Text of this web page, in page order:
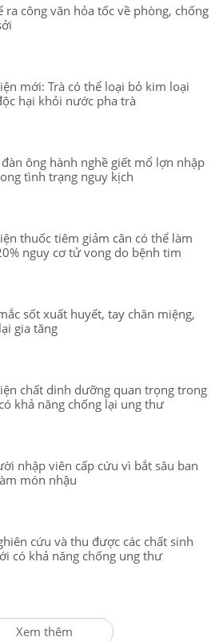
ra công văn hỏa tốc về phòng, chống
mới: Trà có thể loại bỏ kim loại
hại khỏi nước pha trà
ông hành nghề giết mổ lợn nhập
tình trạng nguy kịch
thuốc tiêm giảm cân có thể làm
nguy cơ tử vong do bệnh tim
sốt xuất huyết, tay chân miệng,
gia tăng
chất dinh dưỡng quan trọng trong
khả năng chống lại ung thư
nhập viên cấp cứu vì bắt sâu ban
món nhậu
cứu và thu được các chất sinh
có khả năng chống ung thư
Xem thêm